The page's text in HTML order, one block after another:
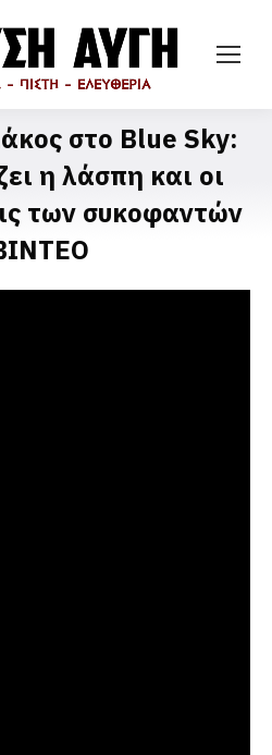
στο Blue Sky:
η λάσπη και οι
των συκοφαντών